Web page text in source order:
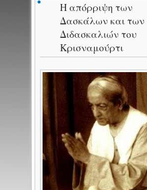
Η απόρριψη των
Δασκάλων και των
Διδασκαλιών του
Κρισναμούρτι